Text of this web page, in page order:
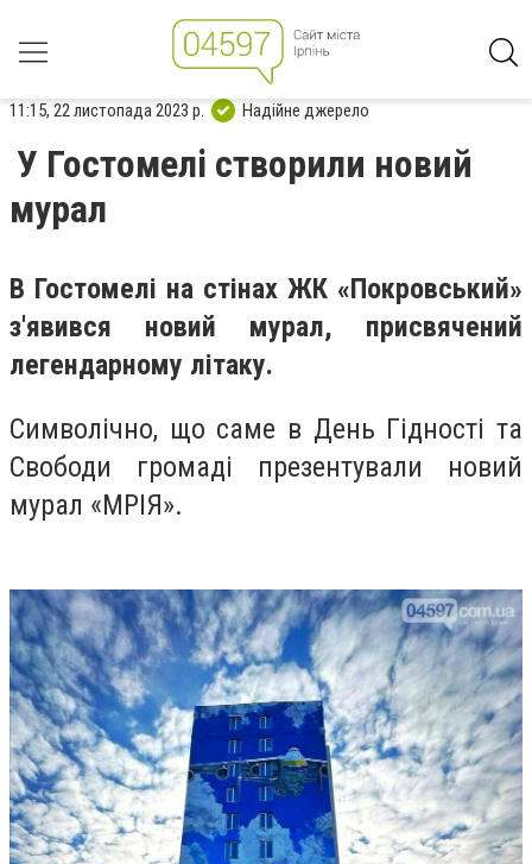
11:15, 22 листопада 2023 р. Надійне джерело
У Гостомелі створили новий
мурал
В Гостомелі на стінах ЖК «Покровський»
з'явився новий мурал, присвячений
легендарному літаку.
Символічно, що саме в День Гідності та
Свободи громаді презентували новий
мурал «МРІЯ».